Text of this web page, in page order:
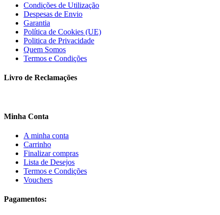
Condições de Utilização
Despesas de Envio
Garantia
Política de Cookies (UE)
Politica de Privacidade
Quem Somos
Termos e Condições
Livro de Reclamações
Minha Conta
A minha conta
Carrinho
Finalizar compras
Lista de Desejos
Termos e Condições
Vouchers
Pagamentos: